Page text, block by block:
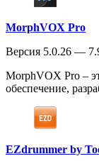
MorphVOX Pro
Версия 5.0.26 —
MorphVOX Pro –
обеспечение,
EZdrummer by